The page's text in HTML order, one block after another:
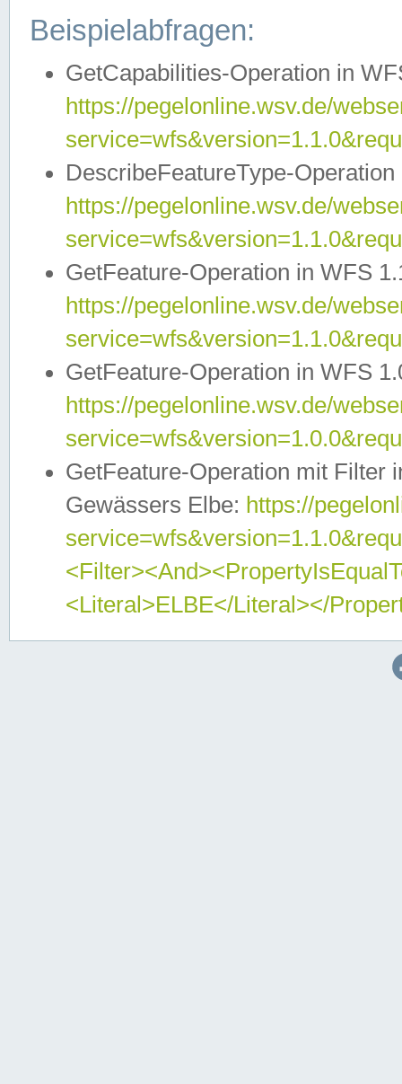
Beispielabfragen:
GetCapabilities-Operation in
https://pegelonline.wsv.de/
DescribeFeatureType-
https://pegelonline.wsv.de/
GetFeature-Operation in WFS
https://pegelonline.wsv.de/
GetFeature-Operation in WFS
https://pegelonline.wsv.de/
GetFeature-Operation mit Filter
Gewässers Elbe: https://
<Literal>ELBE</Literal></